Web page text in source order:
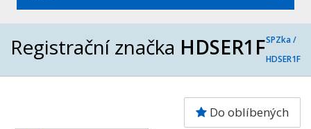
Registrační značka HDSER1FSPZka /
HDSER1F
Do oblíbených